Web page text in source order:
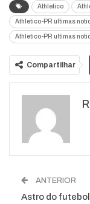
Athletico
Athletico-PR últimas
Athletico-PR ultimas
Compartilhar
WhatsApp
ANTERIOR
Astro do futebol